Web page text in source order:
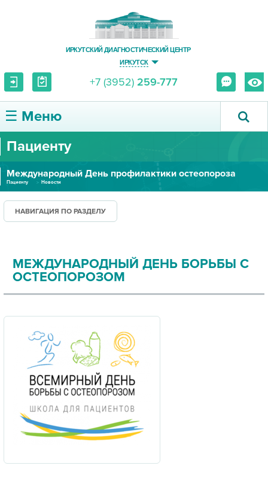
ИРКУТСКИЙ ДИАГНОСТИЧЕСКИЙ ЦЕНТР
ИРКУТСК
+7 (3952) 259-777
☰ Меню
О ЦЕНТРЕ
УСЛУГИ И ЦЕНЫ
ПАЦИЕНТУ
ПРАВОВАЯ ИНФОРМАЦИЯ
Пациенту
Международный День профилактики остеопороза
Пациенту Новости
НАВИГАЦИЯ ПО РАЗДЕЛУ
МЕЖДУНАРОДНЫЙ ДЕНЬ БОРЬБЫ С
ОСТЕОПОРОЗОМ